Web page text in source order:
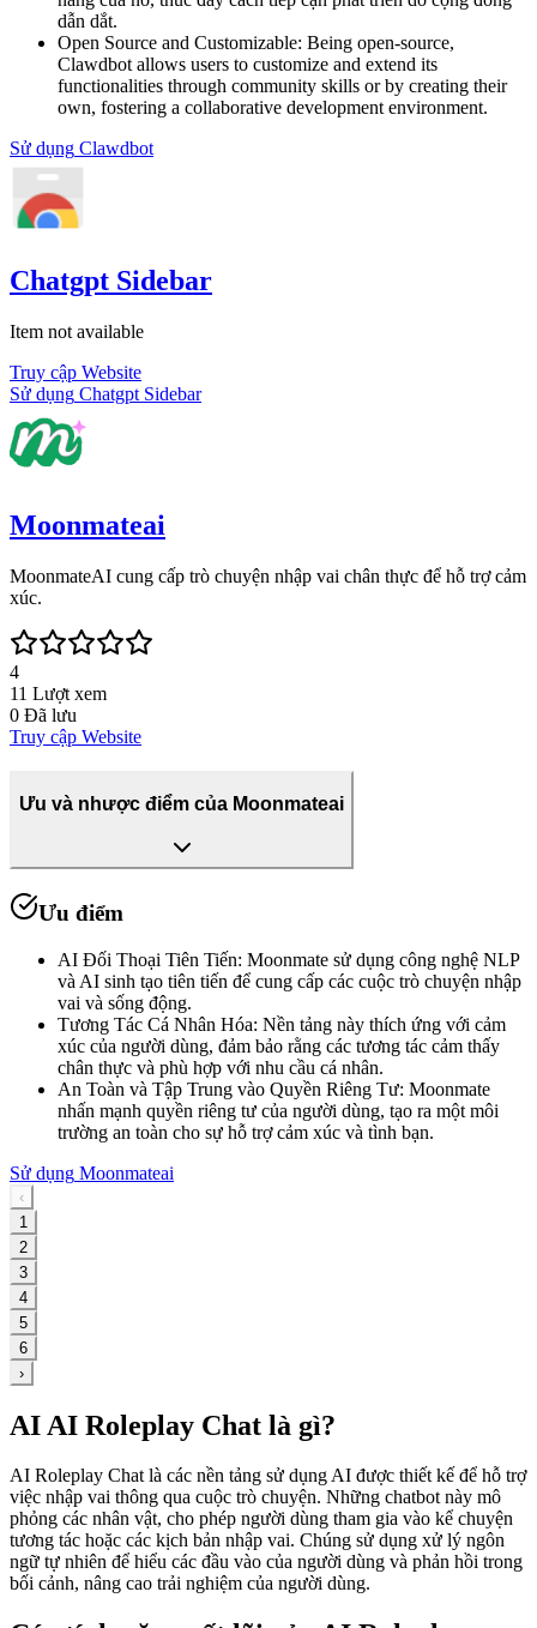
dẫn dắt.
Open Source and Customizable: Being open-source,
Clawdbot allows users to customize and extend its
functionalities through community skills or by creating their
own, fostering a collaborative development environment.
Sử dụng Clawdbot
Chatgpt Sidebar
Item not available
Truy cập Website
Sử dụng Chatgpt Sidebar
Moonmateai
MoonmateAI cung cấp trò chuyện nhập vai chân thực để hỗ trợ cảm
xúc.
4
11 Lượt xem
0 Đã lưu
Truy cập Website
Ưu và nhược điểm của Moonmateai
Ưu điểm
AI Đối Thoại Tiên Tiến: Moonmate sử dụng công nghệ NLP
và AI sinh tạo tiên tiến để cung cấp các cuộc trò chuyện nhập
vai và sống động.
Tương Tác Cá Nhân Hóa: Nền tảng này thích ứng với cảm
xúc của người dùng, đảm bảo rằng các tương tác cảm thấy
chân thực và phù hợp với nhu cầu cá nhân.
An Toàn và Tập Trung vào Quyền Riêng Tư: Moonmate
nhấn mạnh quyền riêng tư của người dùng, tạo ra một môi
trường an toàn cho sự hỗ trợ cảm xúc và tình bạn.
Sử dụng Moonmateai
‹
1
2
3
4
5
6
›
AI AI Roleplay Chat là gì?
AI Roleplay Chat là các nền tảng sử dụng AI được thiết kế để hỗ trợ
việc nhập vai thông qua cuộc trò chuyện. Những chatbot này mô
phỏng các nhân vật, cho phép người dùng tham gia vào kể chuyện
tương tác hoặc các kịch bản nhập vai. Chúng sử dụng xử lý ngôn
ngữ tự nhiên để hiểu các đầu vào của người dùng và phản hồi trong
bối cảnh, nâng cao trải nghiệm của người dùng.